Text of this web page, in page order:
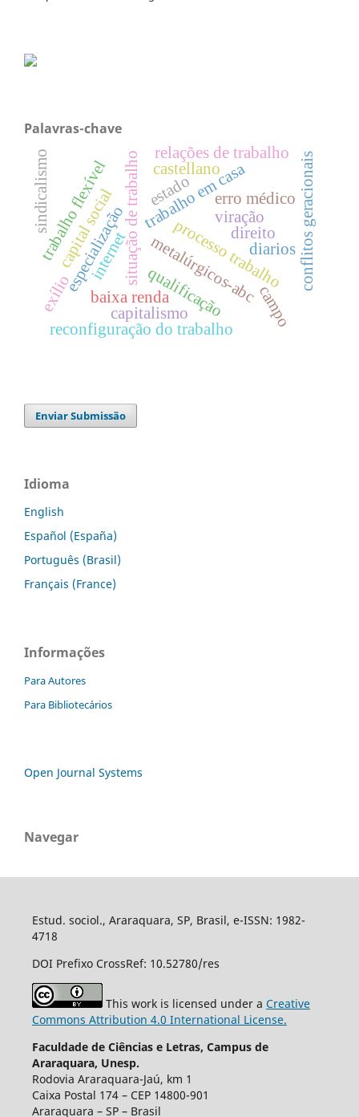
Palavras-chave
erro médico
processo trabalho
situação de trabalho
especialização qualificação
trabalho em casa
reconfiguração do trabalho
viração
capital social conflitos geracionais
baixa renda
trabalho flexível
sindicalismo relações de trabalho
metalúrgicos-abc
campo
diarios
internet
castellano
exílio
direito
capitalismo
estado
Enviar Submissão
Idioma
English
Español (España)
Português (Brasil)
Français (France)
Informações
Para Autores
Para Bibliotecários
Open Journal Systems
Navegar
Estud. sociol., Araraquara, SP, Brasil, e-ISSN: 1982-
4718
DOI Prefixo CrossRef: 10.52780/res
This work is licensed under a Creative
Commons Attribution 4.0 International License.
Faculdade de Ciências e Letras, Campus de
Araraquara, Unesp.
Rodovia Araraquara-Jaú, km 1
Caixa Postal 174 – CEP 14800-901
Araraquara – SP – Brasil